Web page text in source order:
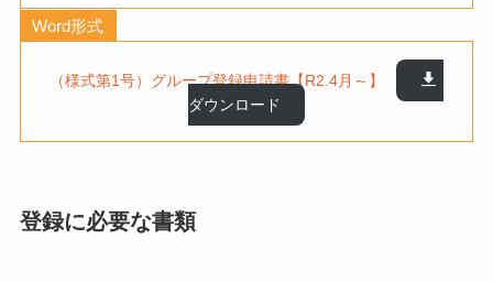
Word形式
（様式第1号）グループ登録申請書【R2.4月～】
ダウンロード
登録に必要な書類